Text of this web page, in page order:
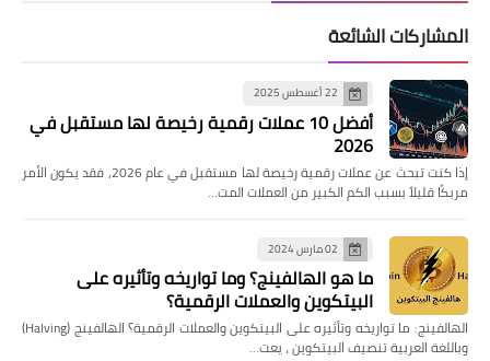
المشاركات الشائعة
22 أغسطس 2025
أفضل 10 عملات رقمية رخيصة لها مستقبل في
2026
إذا كنت تبحث عن عملات رقمية رخيصة لها مستقبل في عام 2026، فقد يكون الأمر
مربكًا قليلاً بسبب الكم الكبير من العملات المت…
02 مارس 2024
ما هو الهالفينج؟ وما تواريخه وتأثيره على
البيتكوين والعملات الرقمية؟
الهالفينج: ما تواريخه وتأثيره على البيتكوين والعملات الرقمية؟ الهالفينج (Halving)
وباللغة العربية تنصيف البيتكوين ، يعت…